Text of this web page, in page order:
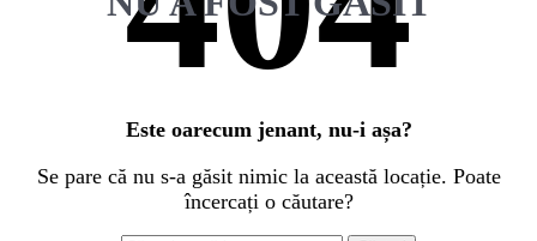
Este oarecum jenant, nu-i așa?
Se pare că nu s-a găsit nimic la această locație. Poate
încercați o căutare?